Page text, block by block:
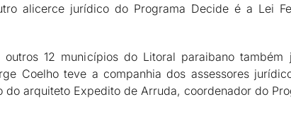
alicerce jurídico do Programa Decide é a Lei
12 municípios do Litoral paraibano
Coelho teve a companhia dos assessores
arquiteto Expedito de Arruda, coordenador do